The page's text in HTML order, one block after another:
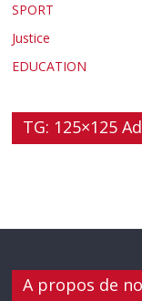
SPORT
Justice
EDUCATION
TG: 125×125
A propos de